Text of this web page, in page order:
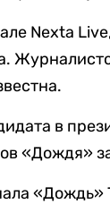
Nexta
в
«Дождя»
«Дождь»